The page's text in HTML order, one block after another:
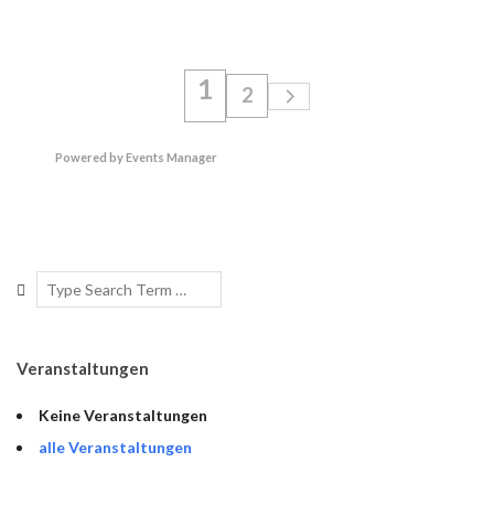
1 2
Powered byEvents Manager
28
Search
Veranstaltungen
Keine Veranstaltungen
alle Veranstaltungen